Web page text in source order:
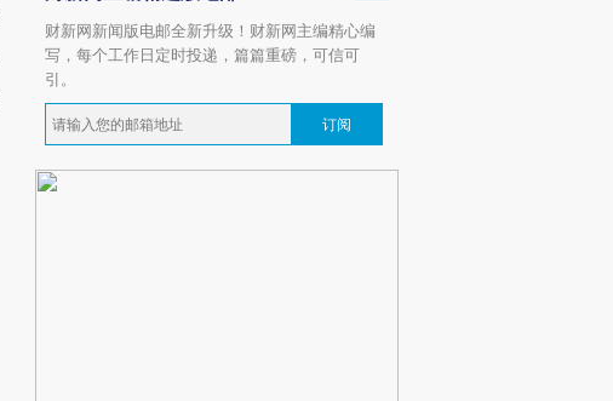
财新网新闻版电邮全新升级！财新网主编精心编
写，每个工作日定时投递，篇篇重磅，可信可
引。
订阅